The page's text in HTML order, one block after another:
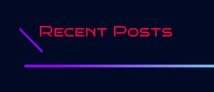
Recent Posts